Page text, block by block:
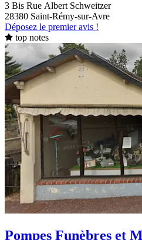
3 Bis Rue Albert Schweitzer
28380 Saint-Rémy-sur-Avre
Déposez le premier avis !
top notes
Pompes Funèbres et